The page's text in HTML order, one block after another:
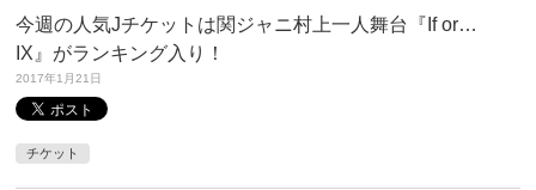
今週の人気Jチケットは関ジャニ村上一人舞台『If or…
IX』がランキング入り！
2017年1月21日
チケット